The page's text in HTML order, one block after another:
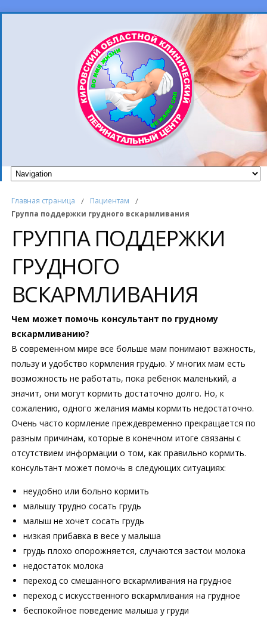
Главная страница / Пациентам /
Группа поддержки грудного вскармливания
ГРУППА ПОДДЕРЖКИ
ГРУДНОГО
ВСКАРМЛИВАНИЯ
Чем может помочь консультант по грудному
вскармливанию?
В современном мире все больше мам понимают важность,
пользу и удобство кормления грудью. У многих мам есть
возможность не работать, пока ребенок маленький, а
значит, они могут кормить достаточно долго. Но, к
сожалению, одного желания мамы кормить недостаточно.
Очень часто кормление преждевременно прекращается по
разным причинам, которые в конечном итоге связаны с
отсутствием информации о том, как правильно кормить.
консультант может помочь в следующих ситуациях:
неудобно или больно кормить
малышу трудно сосать грудь
малыш не хочет сосать грудь
низкая прибавка в весе у малыша
грудь плохо опорожняется, случаются застои молока
недостаток молока
переход со смешанного вскармливания на грудное
переход с искусственного вскармливания на грудное
беспокойное поведение малыша у груди